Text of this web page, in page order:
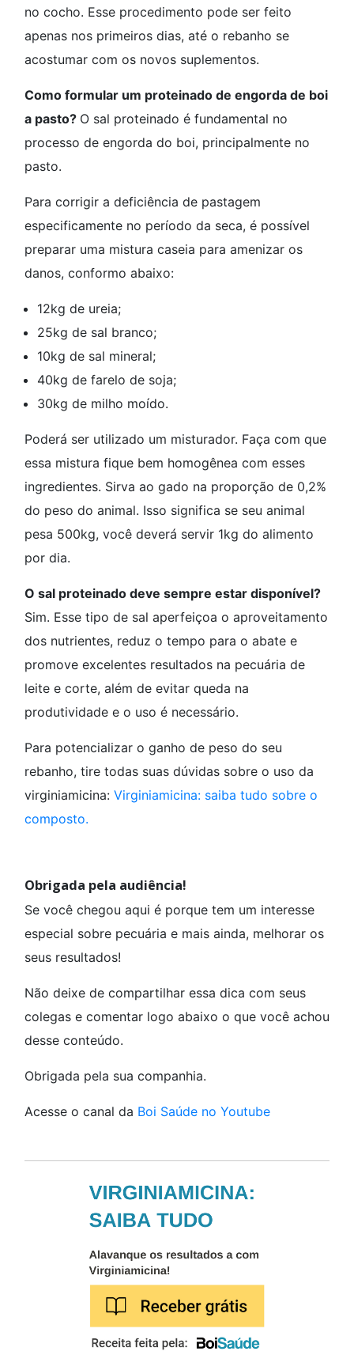
no cocho. Esse procedimento pode ser feito
apenas nos primeiros dias, até o rebanho se
acostumar com os novos suplementos.
Como formular um proteinado de engorda de boi
a pasto? O sal proteinado é fundamental no
processo de engorda do boi, principalmente no
pasto.
Para corrigir a deficiência de pastagem
especificamente no período da seca, é possível
preparar uma mistura caseia para amenizar os
danos, conformo abaixo:
12kg de ureia;
25kg de sal branco;
10kg de sal mineral;
40kg de farelo de soja;
30kg de milho moído.
Poderá ser utilizado um misturador. Faça com que
essa mistura fique bem homogênea com esses
ingredientes. Sirva ao gado na proporção de 0,2%
do peso do animal. Isso significa se seu animal
pesa 500kg, você deverá servir 1kg do alimento
por dia.
O sal proteinado deve sempre estar disponível?
Sim. Esse tipo de sal aperfeiçoa o aproveitamento
dos nutrientes, reduz o tempo para o abate e
promove excelentes resultados na pecuária de
leite e corte, além de evitar queda na
produtividade e o uso é necessário.
Para potencializar o ganho de peso do seu
rebanho, tire todas suas dúvidas sobre o uso da
virginiamicina: Virginiamicina: saiba tudo sobre o
composto.
Obrigada pela audiência!
Se você chegou aqui é porque tem um interesse
especial sobre pecuária e mais ainda, melhorar os
seus resultados!
Não deixe de compartilhar essa dica com seus
colegas e comentar logo abaixo o que você achou
desse conteúdo.
Obrigada pela sua companhia.
Acesse o canal da Boi Saúde no Youtube